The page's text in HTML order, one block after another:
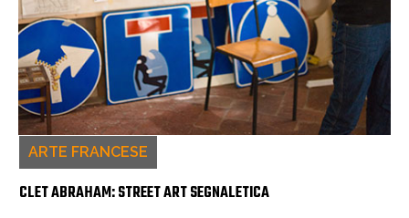
ARTE FRANCESE
CLET ABRAHAM: STREET ART SEGNALETICA